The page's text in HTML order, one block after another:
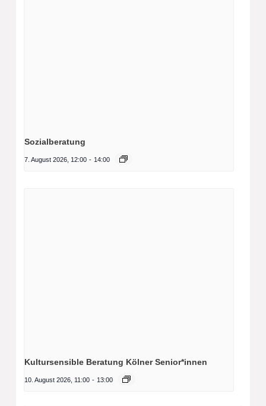
Sozialberatung
7. August 2026, 12:00 - 14:00
Kultursensible Beratung Kölner Senior*innen
10. August 2026, 11:00 - 13:00